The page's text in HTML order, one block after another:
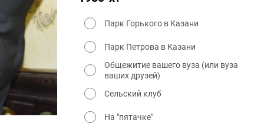
Парк Горького в Казани
Парк Петрова в Казани
Общежитие вашего вуза (или вуза
ваших друзей)
Сельский клуб
На "пятачке"